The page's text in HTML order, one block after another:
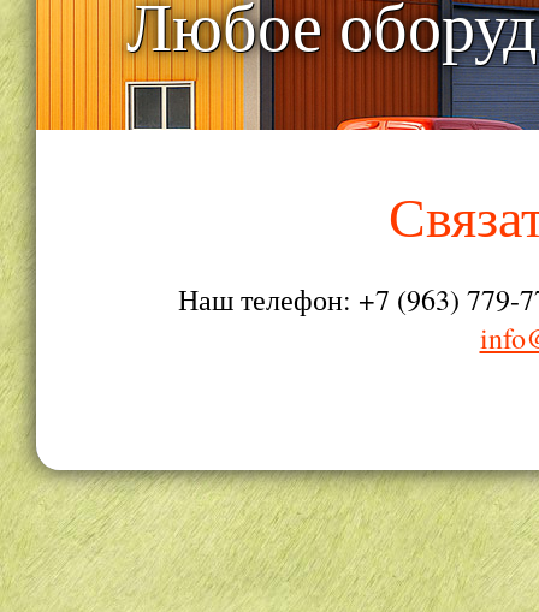
Любое
Наш телефон: +7 (963) 779-